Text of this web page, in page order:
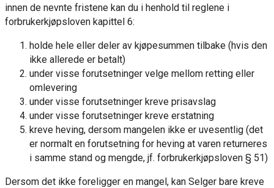
innen de nevnte fristene kan du i henhold til reglene i
forbrukerkjøpsloven kapittel 6:
holde hele eller deler av kjøpesummen tilbake (hvis den
ikke allerede er betalt)
under visse forutsetninger velge mellom retting eller
omlevering
under visse forutsetninger kreve prisavslag
under visse forutsetninger kreve erstatning
kreve heving, dersom mangelen ikke er uvesentlig (det
er normalt en forutsetning for heving at varen returneres
i samme stand og mengde, jf. forbrukerkjøpsloven § 51)
Dersom det ikke foreligger en mangel, kan Selger bare kreve